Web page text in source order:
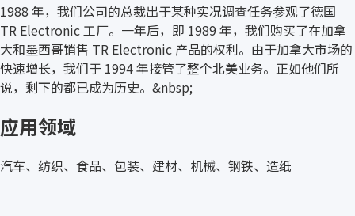
1988 年，我们公司的总裁出于某种实况调查任务参观了德国
TR Electronic 工厂。一年后，即 1989 年，我们购买了在加拿
大和墨西哥销售 TR Electronic 产品的权利。由于加拿大市场的
快速增长，我们于 1994 年接管了整个北美业务。正如他们所
说，剩下的都已成为历史。&nbsp;
应用领域
汽车、纺织、食品、包装、建材、机械、钢铁、造纸